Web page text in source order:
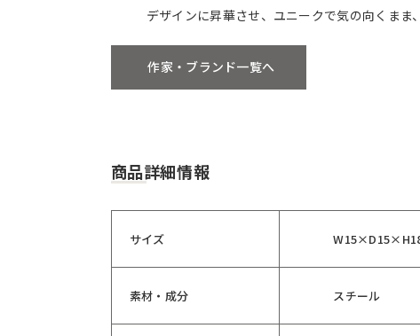
デザインに昇華させ、ユニークで気の向くまま
作家・ブランド一覧へ
商品詳細情報
サイズ
素材・成分 スチール